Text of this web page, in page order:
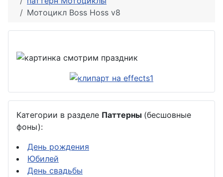
Мотоцикл Boss Hoss v8
Категории в разделе Паттерны (бесшовные
фоны):
День рождения
Юбилей
День свадьбы